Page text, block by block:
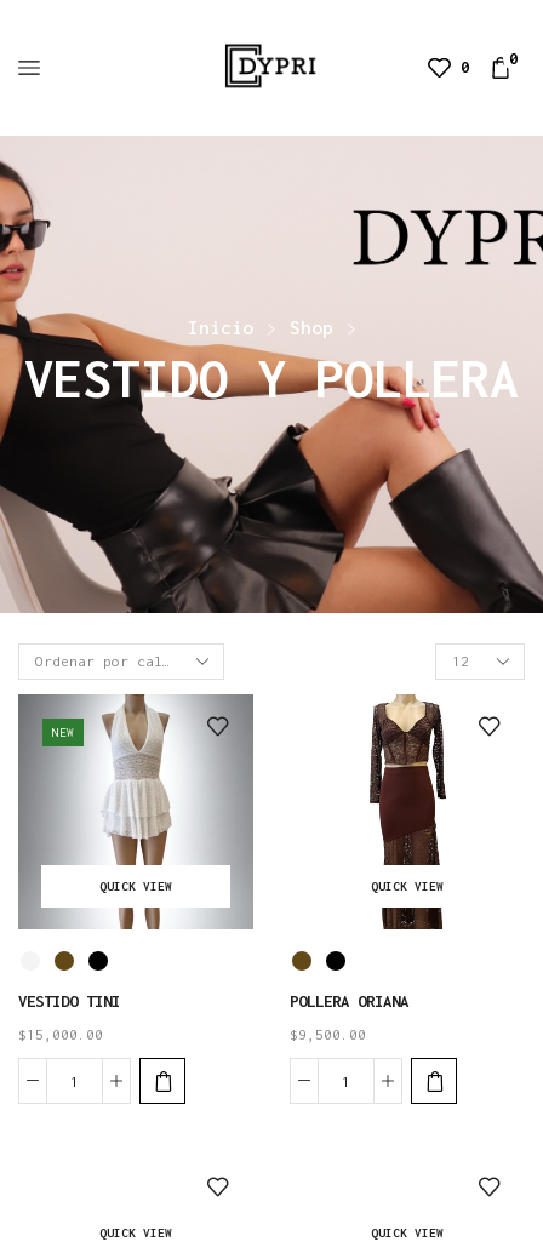
0 0
Inicio Shop
VESTIDO Y POLLERA
NEW
QUICK VIEW
VESTIDO TINI
$15,000.00
QUICK VIEW
POLLERA ORIANA
$9,500.00
QUICK VIEW QUICK VIEW